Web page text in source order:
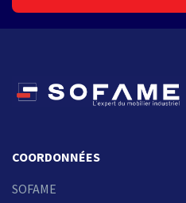
COORDONNÉES
SOFAME